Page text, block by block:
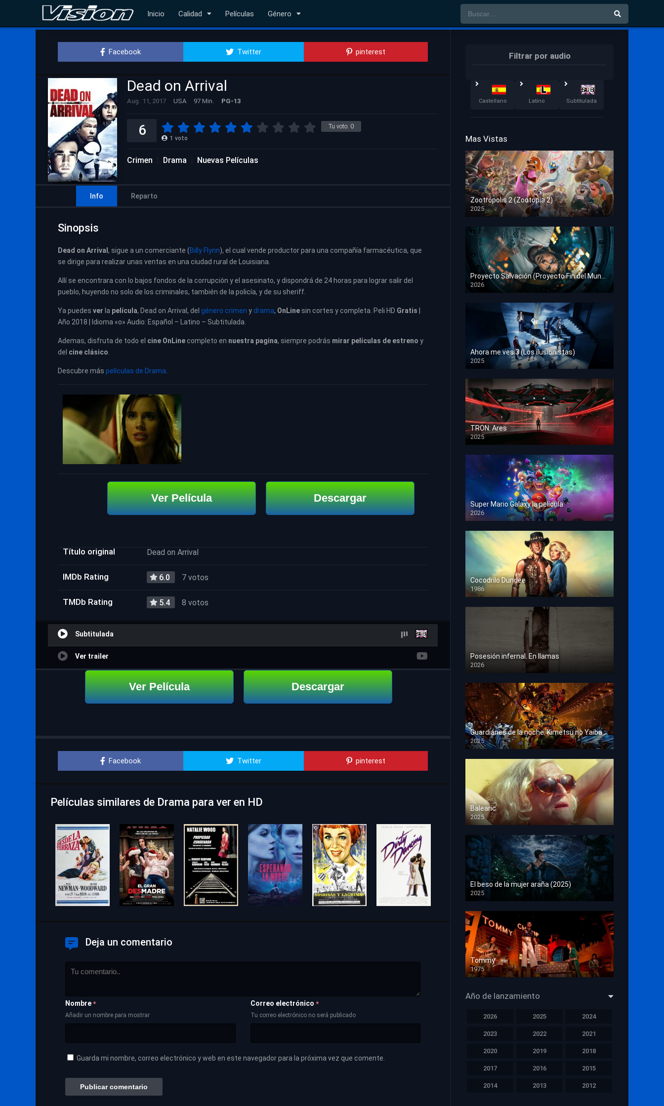
Inicio Calidad Películas Género
Facebook Twitter pinterest
Dead on Arrival
Aug. 11, 2017 USA 97 Min. PG-13
Tu voto: 0
6 1 voto
Crimen Drama Nuevas Películas
Info Reparto
Sinopsis
Dead on Arrival , sigue a un comerciante (Billy Flynn), el cual vende productor para una compañía farmacéutica, que
se dirige para realizar unas ventas en una ciudad rural de Louisiana.
Allí se encontrara con lo bajos fondos de la corrupción y el asesinato, y dispondrá de 24 horas para lograr salir del
pueblo, huyendo no solo de los criminales, también de la policía, y de su sheriff.
Ya puedes ver la película, Dead on Arrival, del género crimen ydrama, OnLine sin cortes y completa. Peli HD Gratis
Año 2018 | Idioma «o» Audio: Español – Latino – Subtitulada.
Ademas, disfruta de todo el cine OnLinecompleto en nuestra pagina, siempre podrás mirar películas de estreno y
del cine clásico.
Descubre más películas de Drama.
Ver Película Descargar
Título original Dead on Arrival
IMDb Rating 6.0 7 votos
TMDb Rating 5.4 8 votos
Subtitulada
Ver trailer
Ver Película Descargar
Facebook Twitter pinterest
Películas similares de Drama para ver en HD
Deja un comentario
Nombre *
Añadir un nombre para mostrar
Correo electrónico *
Tu correo electrónico no será publicado
Guarda mi nombre, correo electrónico y web en este navegador para la próxima vez que comente.
Filtrar por audio
Castellano Latino Subtitulada
Mas Vistas
Zootrópolis 2 (Zootopia 2)
2025
HD 1080p
Proyecto Salvación (Proyecto Fin del Mundo)
2026
HD 1080p
Ahora me ves 3 (Los ilusionistas)
2025
HD 1080p
TRON: Ares
2025
HD 1080p
Super Mario Galaxy la película
2026
HD 1080p
Cocodrilo Dundee
1986
HD 1080p
Posesión infernal. En llamas
2026
HD 1080p
Guardianes de la noche: Kimetsu no Yaiba La fortaleza infinita
2025
HD 1080p
Balearic
2025
HD 1080p
El beso de la mujer araña (2025)
2025
HD 1080p
Tommy
1975
HD 1080p
Año de lanzamiento
2026 2025 2024
2023 2022 2021
2020 2019 2018
2017 2016 2015
2014 2013 2012